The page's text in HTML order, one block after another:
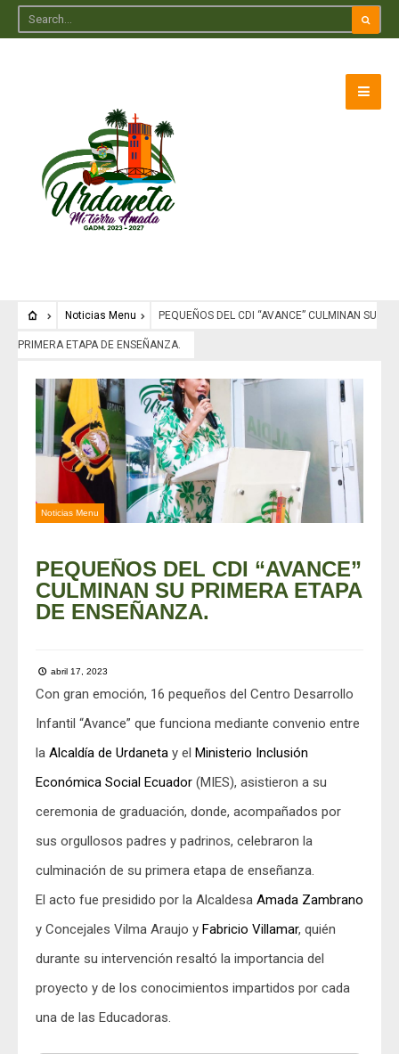
Noticias Menu PEQUEÑOS DEL CDI “AVANCE” CULMINAN SU
PRIMERA ETAPA DE ENSEÑANZA.
Noticias Menu
PEQUEÑOS DEL CDI “AVANCE”
CULMINAN SU PRIMERA ETAPA
DE ENSEÑANZA.
abril 17, 2023
Con gran emoción, 16 pequeños del Centro Desarrollo
Infantil “Avance” que funciona mediante convenio entre
la Alcaldía de Urdaneta y el Ministerio Inclusión
Económica Social Ecuador (MIES), asistieron a su
ceremonia de graduación, donde, acompañados por
sus orgullosos padres y padrinos, celebraron la
culminación de su primera etapa de enseñanza.
El acto fue presidido por la Alcaldesa Amada Zambrano
y Concejales Vilma Araujo y Fabricio Villamar, quién
durante su intervención resaltó la importancia del
proyecto y de los conocimientos impartidos por cada
una de las Educadoras.